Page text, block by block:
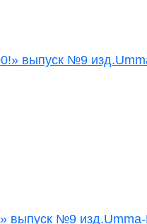
выпуск №9